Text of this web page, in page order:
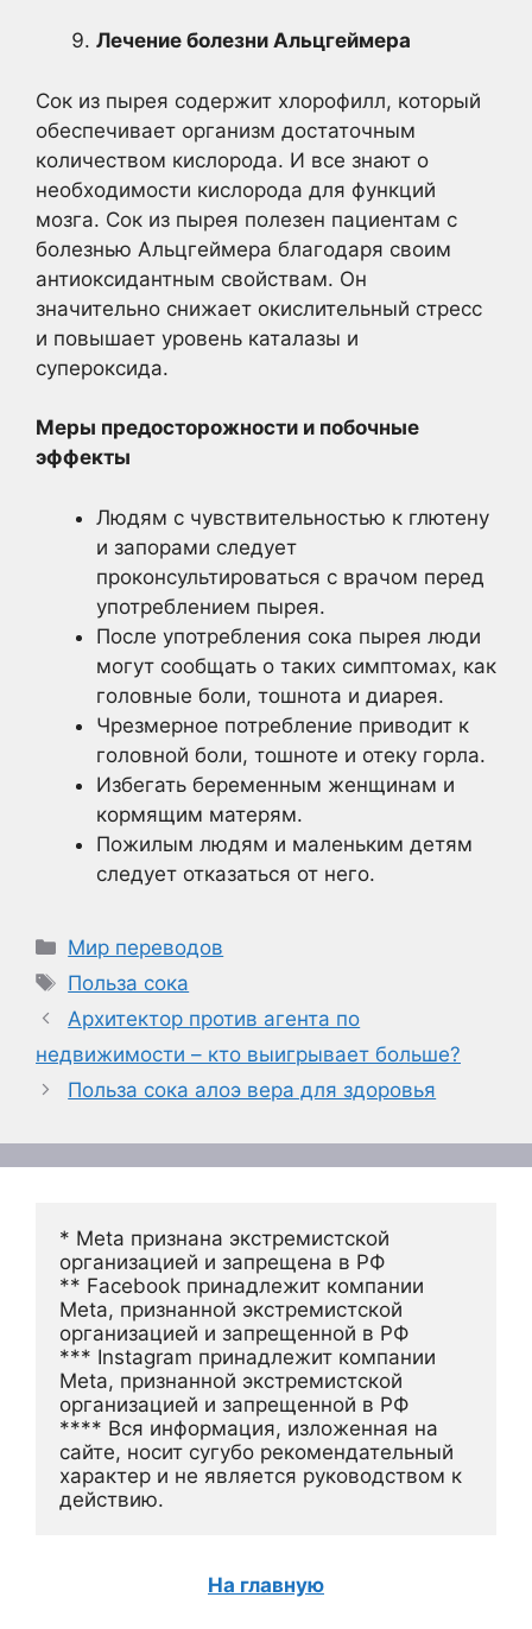
Лечение болезни Альцгеймера
Сок из пырея содержит хлорофилл, который
обеспечивает организм достаточным
количеством кислорода. И все знают о
необходимости кислорода для функций
мозга. Сок из пырея полезен пациентам с
болезнью Альцгеймера благодаря своим
антиоксидантным свойствам. Он
значительно снижает окислительный стресс
и повышает уровень каталазы и
супероксида.
Меры предосторожности и побочные
эффекты
Людям с чувствительностью к глютену
и запорами следует
проконсультироваться с врачом перед
употреблением пырея.
После употребления сока пырея люди
могут сообщать о таких симптомах, как
головные боли, тошнота и диарея.
Чрезмерное потребление приводит к
головной боли, тошноте и отеку горла.
Избегать беременным женщинам и
кормящим матерям.
Пожилым людям и маленьким детям
следует отказаться от него.
Рубрики
Мир переводов
Метки
Польза сока
Архитектор против агента по
недвижимости – кто выигрывает больше?
Польза сока алоэ вера для здоровья
* Meta признана экстремистской
организацией и запрещена в РФ
** Facebook принадлежит компании
Meta, признанной экстремистской
организацией и запрещенной в РФ
*** Instagram принадлежит компании
Meta, признанной экстремистской
организацией и запрещенной в РФ
**** Вся информация, изложенная на
сайте, носит сугубо рекомендательный
характер и не является руководством к
действию.
На главную